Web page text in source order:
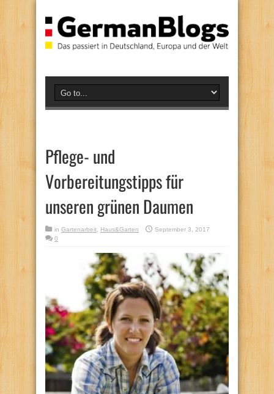
Pflege- und
Vorbereitungstipps für
unseren grünen Daumen
in Gartenarbeit Haus&Garten
September 3, 2017
0